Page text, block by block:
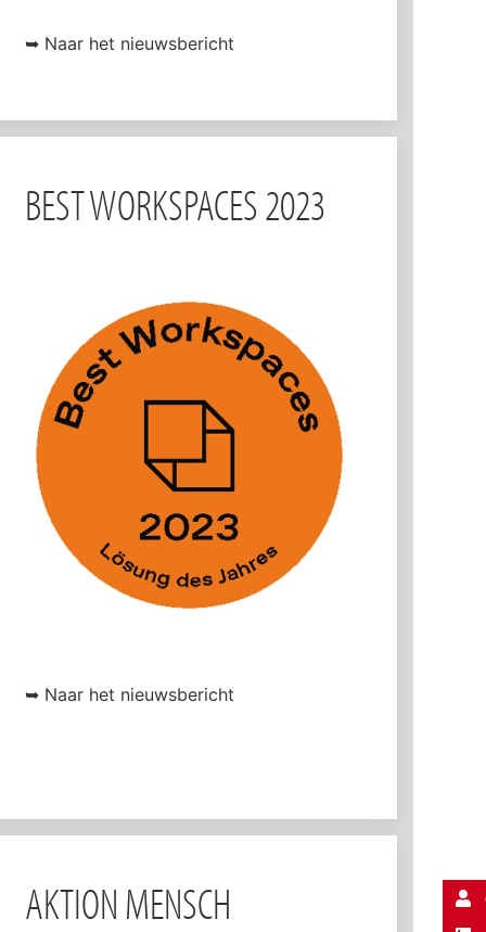
➥ Naar het nieuwsbericht
BEST WORKSPACES 2023
➥ Naar het nieuwsbericht
AKTION MENSCH